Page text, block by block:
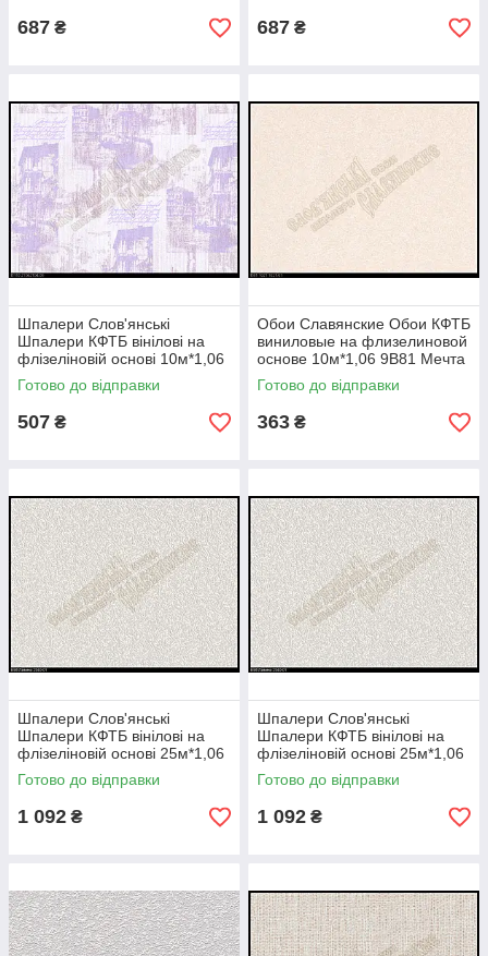
687 ₴ 687 ₴
Шпалери Слов'янські
Шпалери КФТБ вінілові на
флізеліновій основі 10м*1,06
9В110 Кастелло 2104-06
Готово до відправки
507 ₴
Обои Славянские Обои КФТБ
виниловые на флизелиновой
основе 10м*1,06 9В81 Мечта
1021-01
Готово до відправки
363 ₴
Шпалери Слов'янські
Шпалери КФТБ вінілові на
флізеліновій основі 25м*1,06
9В98 Лавина 2540-01
Готово до відправки
1 092 ₴
Шпалери Слов'янські
Шпалери КФТБ вінілові на
флізеліновій основі 25м*1,06
9В98 Крижинка 2525-01
Готово до відправки
1 092 ₴